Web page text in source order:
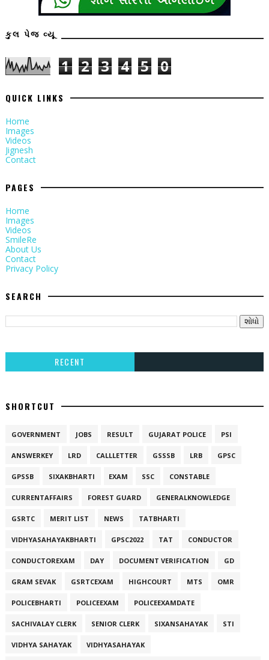
કુલ પેજ વ્યૂ
1 2 3 4 5 0
QUICK LINKS
Home
Images
Videos
Jignesh
Contact
PAGES
Home
Images
Videos
SmileRe
About Us
Contact
Privacy Policy
SEARCH
RECENT
SHORTCUT
GOVERNMENT JOBS RESULT GUJARAT POLICE PSI
ANSWERKEY LRD CALLLETTER GSSSB LRB GPSC
GPSSB SIXAKBHARTI EXAM SSC CONSTABLE
CURRENTAFFAIRS FOREST GUARD GENERALKNOWLEDGE
GSRTC MERIT LIST NEWS TATBHARTI
VIDHYASAHAYAKBHARTI GPSC2022 TAT CONDUCTOR
CONDUCTOREXAM DAY DOCUMENT VERIFICATION GD
GRAM SEVAK GSRTCEXAM HIGHCOURT MTS OMR
POLICEBHARTI POLICEEXAM POLICEEXAMDATE
SACHIVALAY CLERK SENIOR CLERK SIXANSAHAYAK STI
VIDHYA SAHAYAK VIDHYASAHAYAK